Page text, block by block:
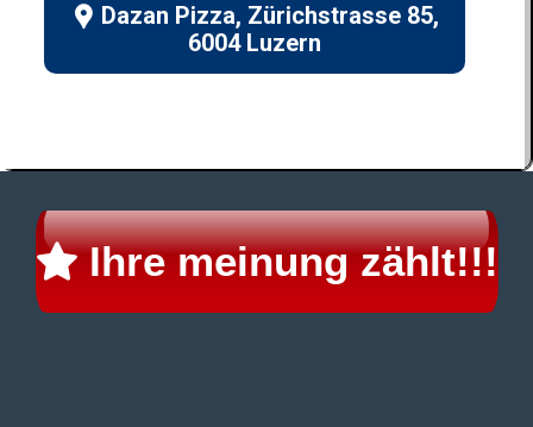
 Dazan Pizza, Zürichstrasse 85,
6004 Luzern
Ihre meinung zählt!!!